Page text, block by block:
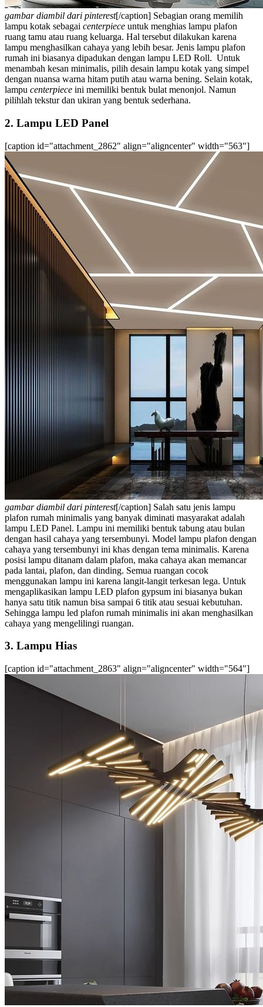
gambar diambil dari pinterest[/caption] Sebagian orang memilih
lampu kotak sebagai centerpiece untuk menghias lampu plafon
ruang tamu atau ruang keluarga. Hal tersebut dilakukan karena
lampu menghasilkan cahaya yang lebih besar. Jenis lampu plafon
rumah ini biasanya dipadukan dengan lampu LED Roll. Untuk
menambah kesan minimalis, pilih desain lampu kotak yang simpel
dengan nuansa warna hitam putih atau warna bening. Selain kotak,
lampu centerpiece ini memiliki bentuk bulat menonjol. Namun
pilihlah tekstur dan ukiran yang bentuk sederhana.
2. Lampu LED Panel
[caption id="attachment_2862" align="aligncenter" width="563"]
gambar diambil dari pinterest[/caption] Salah satu jenis lampu
plafon rumah minimalis yang banyak diminati masyarakat adalah
lampu LED Panel. Lampu ini memiliki bentuk tabung atau bulan
dengan hasil cahaya yang tersembunyi. Model lampu plafon dengan
cahaya yang tersembunyi ini khas dengan tema minimalis. Karena
posisi lampu ditanam dalam plafon, maka cahaya akan memancar
pada lantai, plafon, dan dinding. Semua ruangan cocok
menggunakan lampu ini karena langit-langit terkesan lega. Untuk
mengaplikasikan lampu LED plafon gypsum ini biasanya bukan
hanya satu titik namun bisa sampai 6 titik atau sesuai kebutuhan.
Sehingga lampu led plafon rumah minimalis ini akan menghasilkan
cahaya yang mengelilingi ruangan.
3. Lampu Hias
[caption id="attachment_2863" align="aligncenter" width="564"]